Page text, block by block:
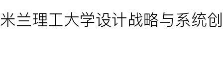
米兰理工大学设计战略与系统